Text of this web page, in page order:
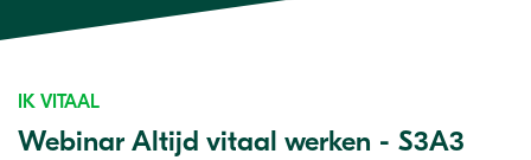
IK VITAAL
Webinar Altijd vitaal werken - S3A3